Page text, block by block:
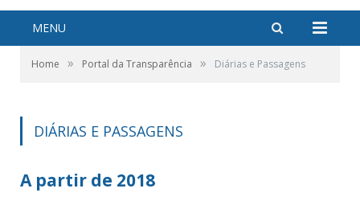
MENU
Home » Portal da Transparência » Diárias e Passagens
DIÁRIAS E PASSAGENS
A partir de 2018